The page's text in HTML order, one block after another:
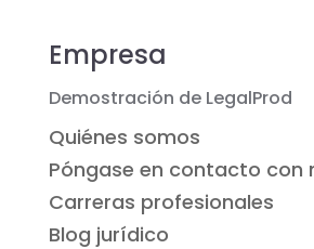
Empresa
Demostración de LegalProd
Quiénes somos
Póngase en contacto con
Carreras profesionales
Blog jurídico